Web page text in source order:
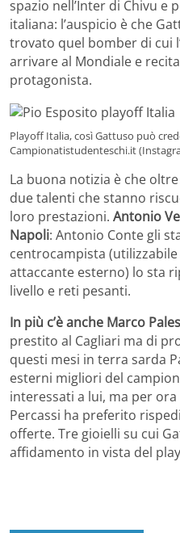
spazio nell’Inter di Chivu e
italiana: l’auspicio è che
trovato quel bomber di cui
arrivare al Mondiale e
protagonista.
Playoff Italia, così Gattuso può
Campionatistudenteschi.it
La buona notizia è che
due talenti che stanno
loro prestazioni. Antonio
Napoli: Antonio Conte gli
centrocampista
attaccante esterno) lo sta
livello e reti pesanti.
In più c’è anche Marco
prestito al Cagliari ma di
questi mesi in terra sarda
esterni migliori del
interessati a lui, ma per
Percassi ha preferito
offerte. Tre gioielli su cui
affidamento in vista del